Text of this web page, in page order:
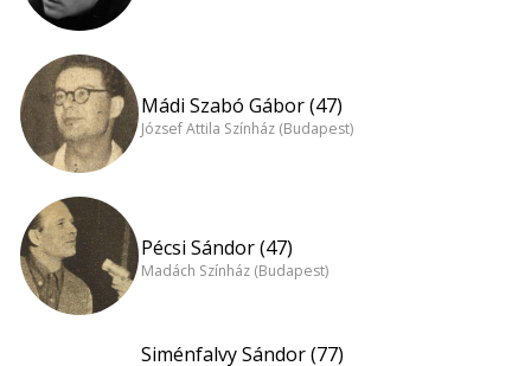
Mádi Szabó Gábor (47)
József Attila Színház (Budapest)
Pécsi Sándor (47)
Madách Színház (Budapest)
Siménfalvy Sándor (77)